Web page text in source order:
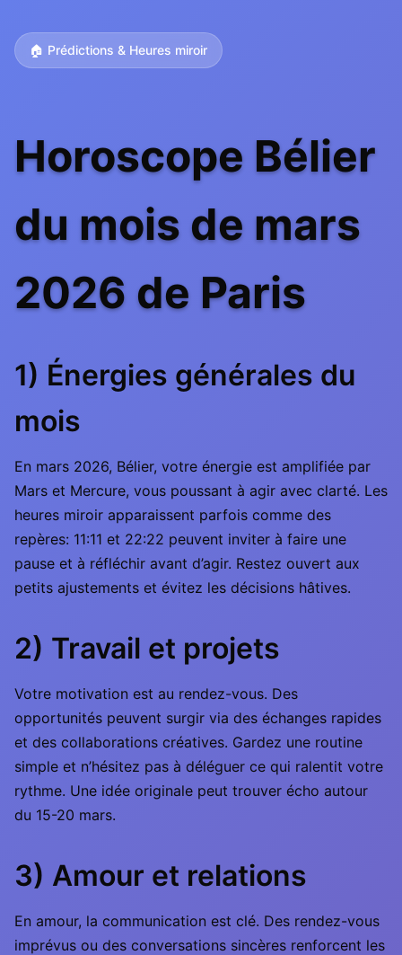
🏠 Prédictions & Heures miroir
Horoscope Bélier
du mois de mars
2026 de Paris
1) Énergies générales du
mois
En mars 2026, Bélier, votre énergie est amplifiée par
Mars et Mercure, vous poussant à agir avec clarté. Les
heures miroir apparaissent parfois comme des
repères: 11:11 et 22:22 peuvent inviter à faire une
pause et à réfléchir avant d’agir. Restez ouvert aux
petits ajustements et évitez les décisions hâtives.
2) Travail et projets
Votre motivation est au rendez-vous. Des
opportunités peuvent surgir via des échanges rapides
et des collaborations créatives. Gardez une routine
simple et n’hésitez pas à déléguer ce qui ralentit votre
rythme. Une idée originale peut trouver écho autour
du 15-20 mars.
3) Amour et relations
En amour, la communication est clé. Des rendez-vous
imprévus ou des conversations sincères renforcent les